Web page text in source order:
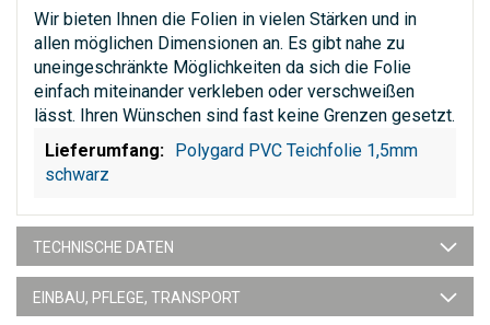
Wir bieten Ihnen die Folien in vielen Stärken und in
allen möglichen Dimensionen an. Es gibt nahe zu
uneingeschränkte Möglichkeiten da sich die Folie
einfach miteinander verkleben oder verschweißen
lässt. Ihren Wünschen sind fast keine Grenzen gesetzt.
Polygard PVC Teichfolie 1,5mm
schwarz
TECHNISCHE DATEN
EINBAU, PFLEGE, TRANSPORT